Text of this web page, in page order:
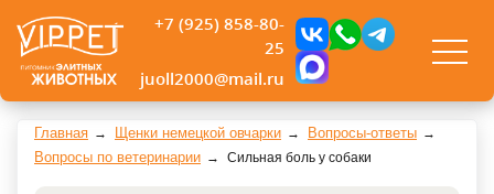
+7 (925) 858-80-
25
juoll2000@mail.ru
Главная Щенки немецкой овчарки
Вопросы-ответы
Вопросы по ветеринарии
Сильная боль у собаки